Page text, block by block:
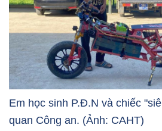
Em học sinh P.Đ.N và chiếc
quan Công an. (Ảnh: CAHT)